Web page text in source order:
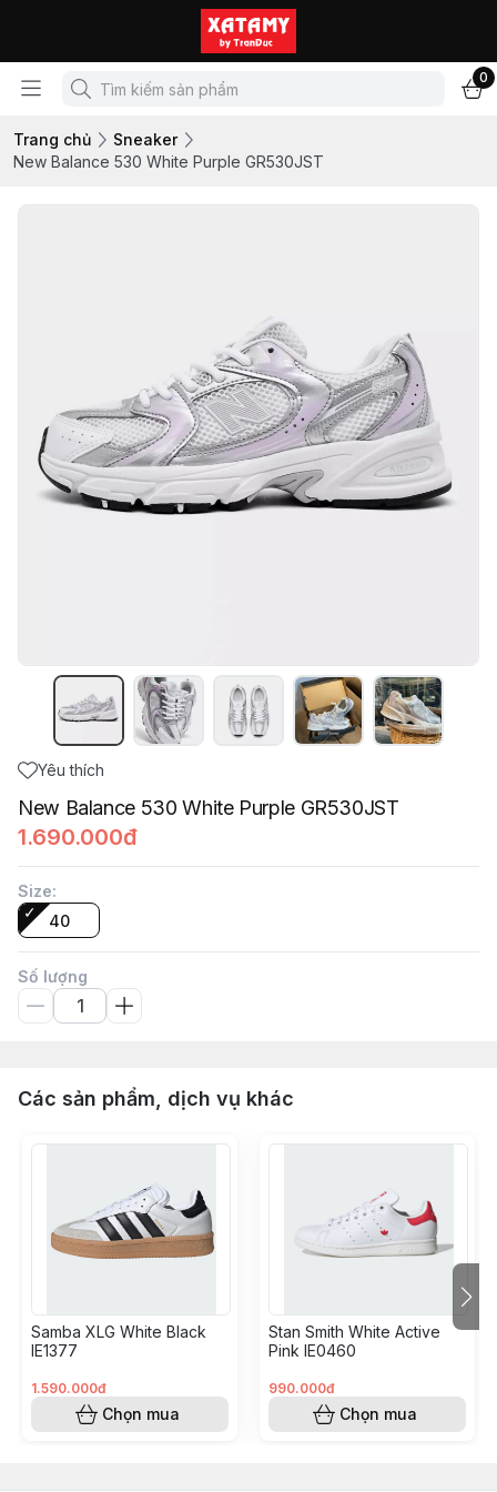
0
Trang chủ
Sneaker
New Balance 530 White Purple GR530JST
Yêu thích
New Balance 530 White Purple GR530JST
1.690.000đ
Size:
40
Số lượng
Các sản phẩm, dịch vụ khác
Samba XLG White Black
IE1377
1.590.000đ
Chọn mua
Stan Smith White Active
Pink IE0460
990.000đ
Chọn mua